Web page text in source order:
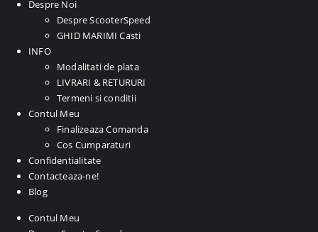
Despre Noi
Despre ScooterSpeed
GHID MARIMI Casti
INFO
Modalitati de plata
LIVRARI & RETURURI
Termeni si conditii
Contul Meu
Finalizeaza Comanda
Cos Cumparaturi
Confidentialitate
Contacteaza-ne!
Blog
Contul Meu